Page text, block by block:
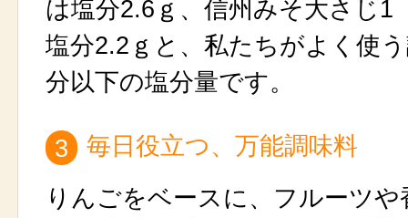
は塩分2.6ｇ、信州みそ大さじ1
塩分2.2ｇと、私たちがよく使
分以下の塩分量です。
3
毎日役立つ、万能調味料
りんごをベースに、フルーツや